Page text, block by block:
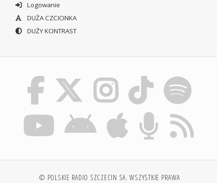
Logowanie
DUŻA CZCIONKA
DUŻY KONTRAST
© POLSKIE RADIO SZCZECIN SA. WSZYSTKIE PRAWA